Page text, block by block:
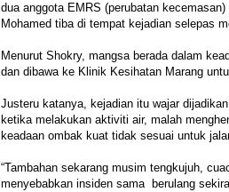
dua anggota EMRS (perubatan
Mohamed tiba di tempat kejadian selepas
Menurut Shokry, mangsa berada dalam
dan dibawa ke Klinik Kesihatan Marang
Justeru katanya, kejadian itu wajar
ketika melakukan aktiviti air, malah
keadaan ombak kuat tidak sesuai untuk
“Tambahan sekarang musim tengkujuh,
menyebabkan insiden sama berulang